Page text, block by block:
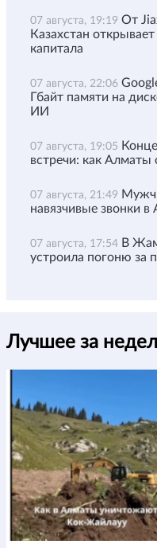
07 августа, 19:19 От
Казахстан
капитала
07 августа, 22:06
Гбайт памяти на
ИИ
07 августа, 19:05
встречи: как
07 августа, 21:49
навязчивые звонки
07 августа, 17:54 В
устроила погоню за
Лучшее за